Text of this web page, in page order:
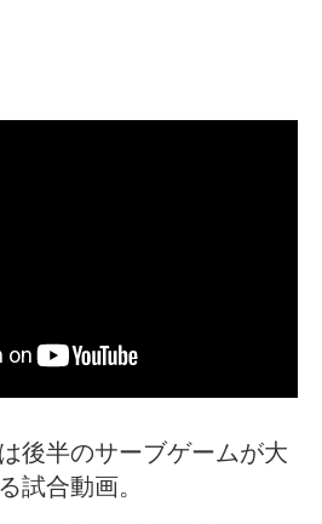
後半のサーブゲームが大
試合動画。